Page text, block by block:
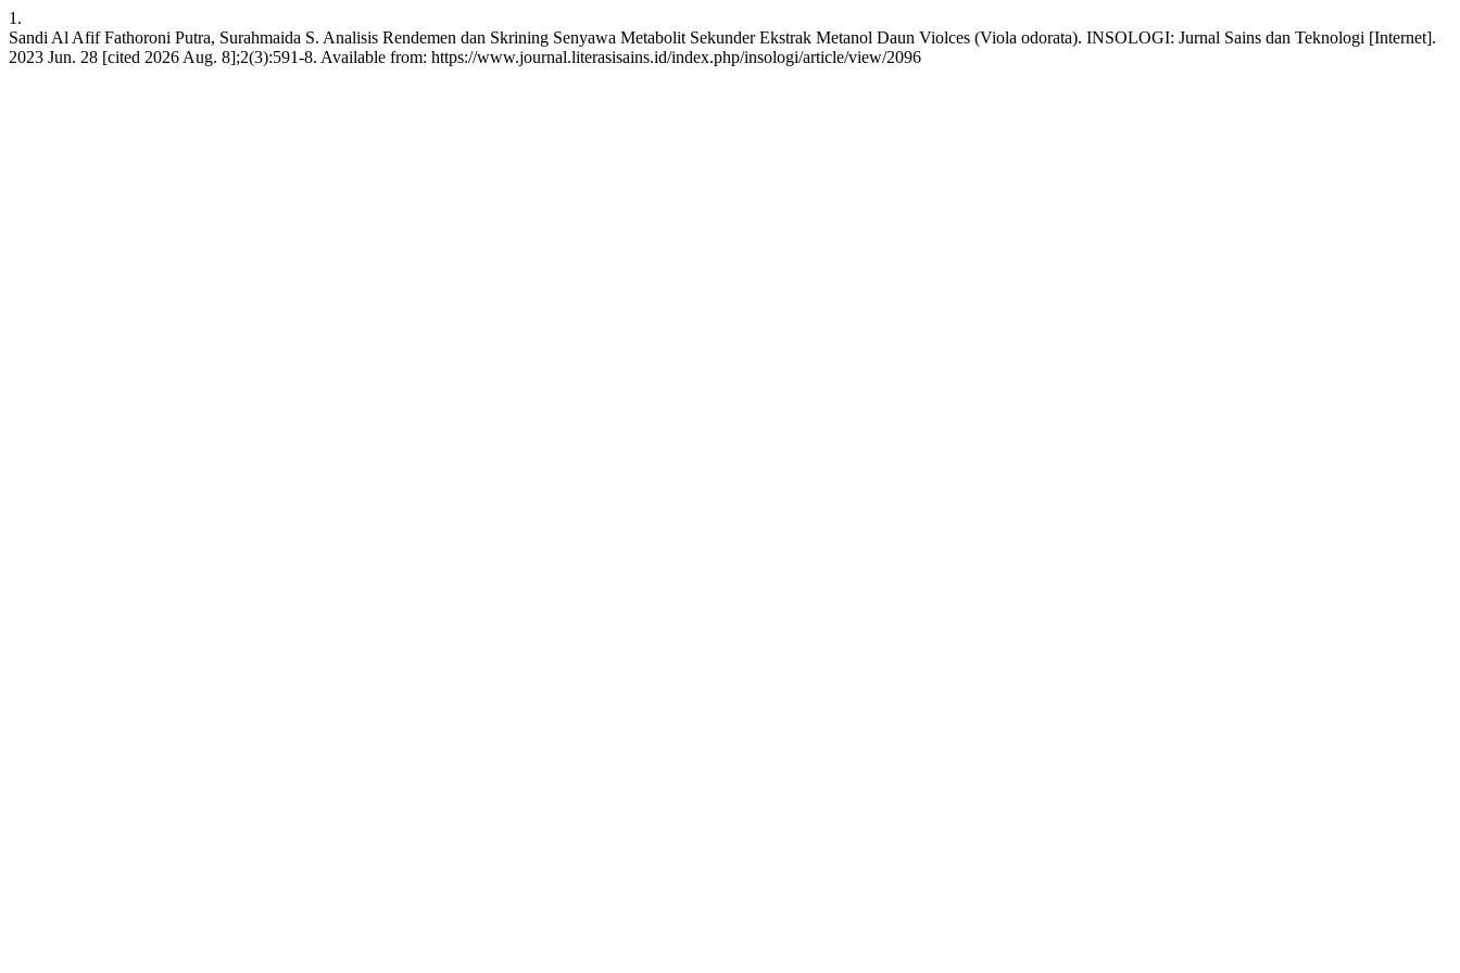
1.
Sandi Al Afif Fathoroni Putra, Surahmaida S. Analisis Rendemen dan Skrining Senyawa Metabolit Sekunder Ekstrak Metanol Daun Violces (Viola odorata). INSOLOGI: Jurnal Sains dan Teknologi [Internet].
2023 Jun. 28 [cited 2026 Aug. 8];2(3):591-8. Available from: https://www.journal.literasisains.id/index.php/insologi/article/view/2096